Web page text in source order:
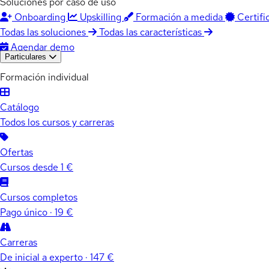
Onboarding
Upskilling Formación a medida
Todas las soluciones
Todas las características
Agendar demo
Particulares
Formación individual
Catálogo
Todos los cursos y carreras
Ofertas
Cursos desde 1 €
Cursos completos
Pago único · 19 €
Carreras
De inicial a experto · 147 €